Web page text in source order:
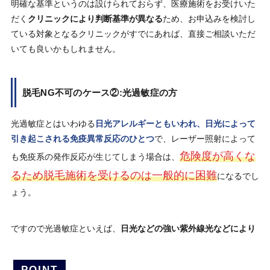
明確な基準というのは設けられておらず、医療施術をお受けいた
だく クリニックにより判断基準が異なるため、お申込みを検討し
ている対象となるクリニックがすでにあれば、直接ご相談いただ
いても良いかもしれません。
脱毛NG不可のケース②:光過敏症の方
光過敏症とはいわゆる 日光アレルギーともいわれ、日光によって
引き起こされる免疫異常反応のひとつで、レーザー照射によって
も免疫系の発作反応が生じてしまう場合は、 危険度が高くな
るため脱毛施術を受けるのは一般的に困難になるでし
ょう。
ですので光過敏症といえば、 日光などの強い紫外線光などにより